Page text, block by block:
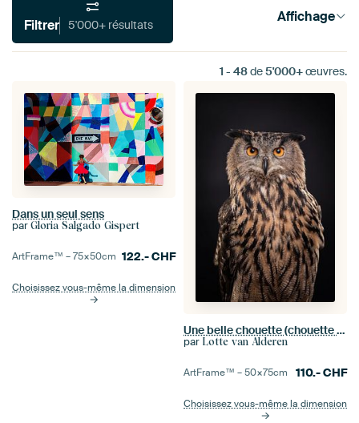
Filtrer 5'000+ résultats Affichage
1 - 48de5'000+œuvres.
Dans un seul sens
par Gloria Salgado Gispert
ArtFrame™ –75×50cm 122.-CHF
Choisissez vous-même la dimension
Une belle chouette (chouette aigle) sur un fond noir foncé
par Lotte van Alderen
ArtFrame™ –50×75cm 110.-CHF
Choisissez vous-même la dimension